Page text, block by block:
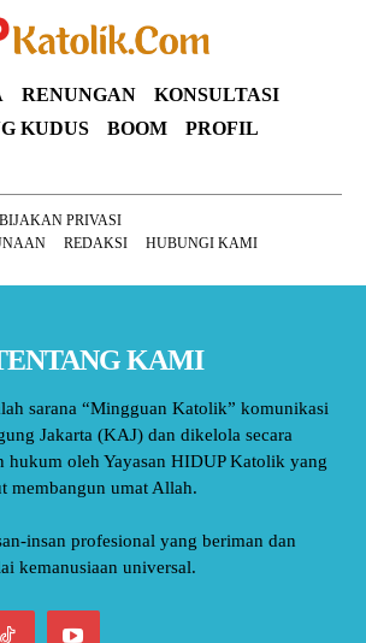
RENUNGAN
KONSULTASI
KUDUS BOOM
PROFIL
PRIVASI
REDAKSI HUBUNGI KAMI
KAMI
sarana “Mingguan Katolik” komunikasi
Jakarta (KAJ) dan dikelola secara
hukum oleh Yayasan HIDUP Katolik yang
membangun umat Allah.
insan profesional yang beriman dan
kemanusiaan universal.